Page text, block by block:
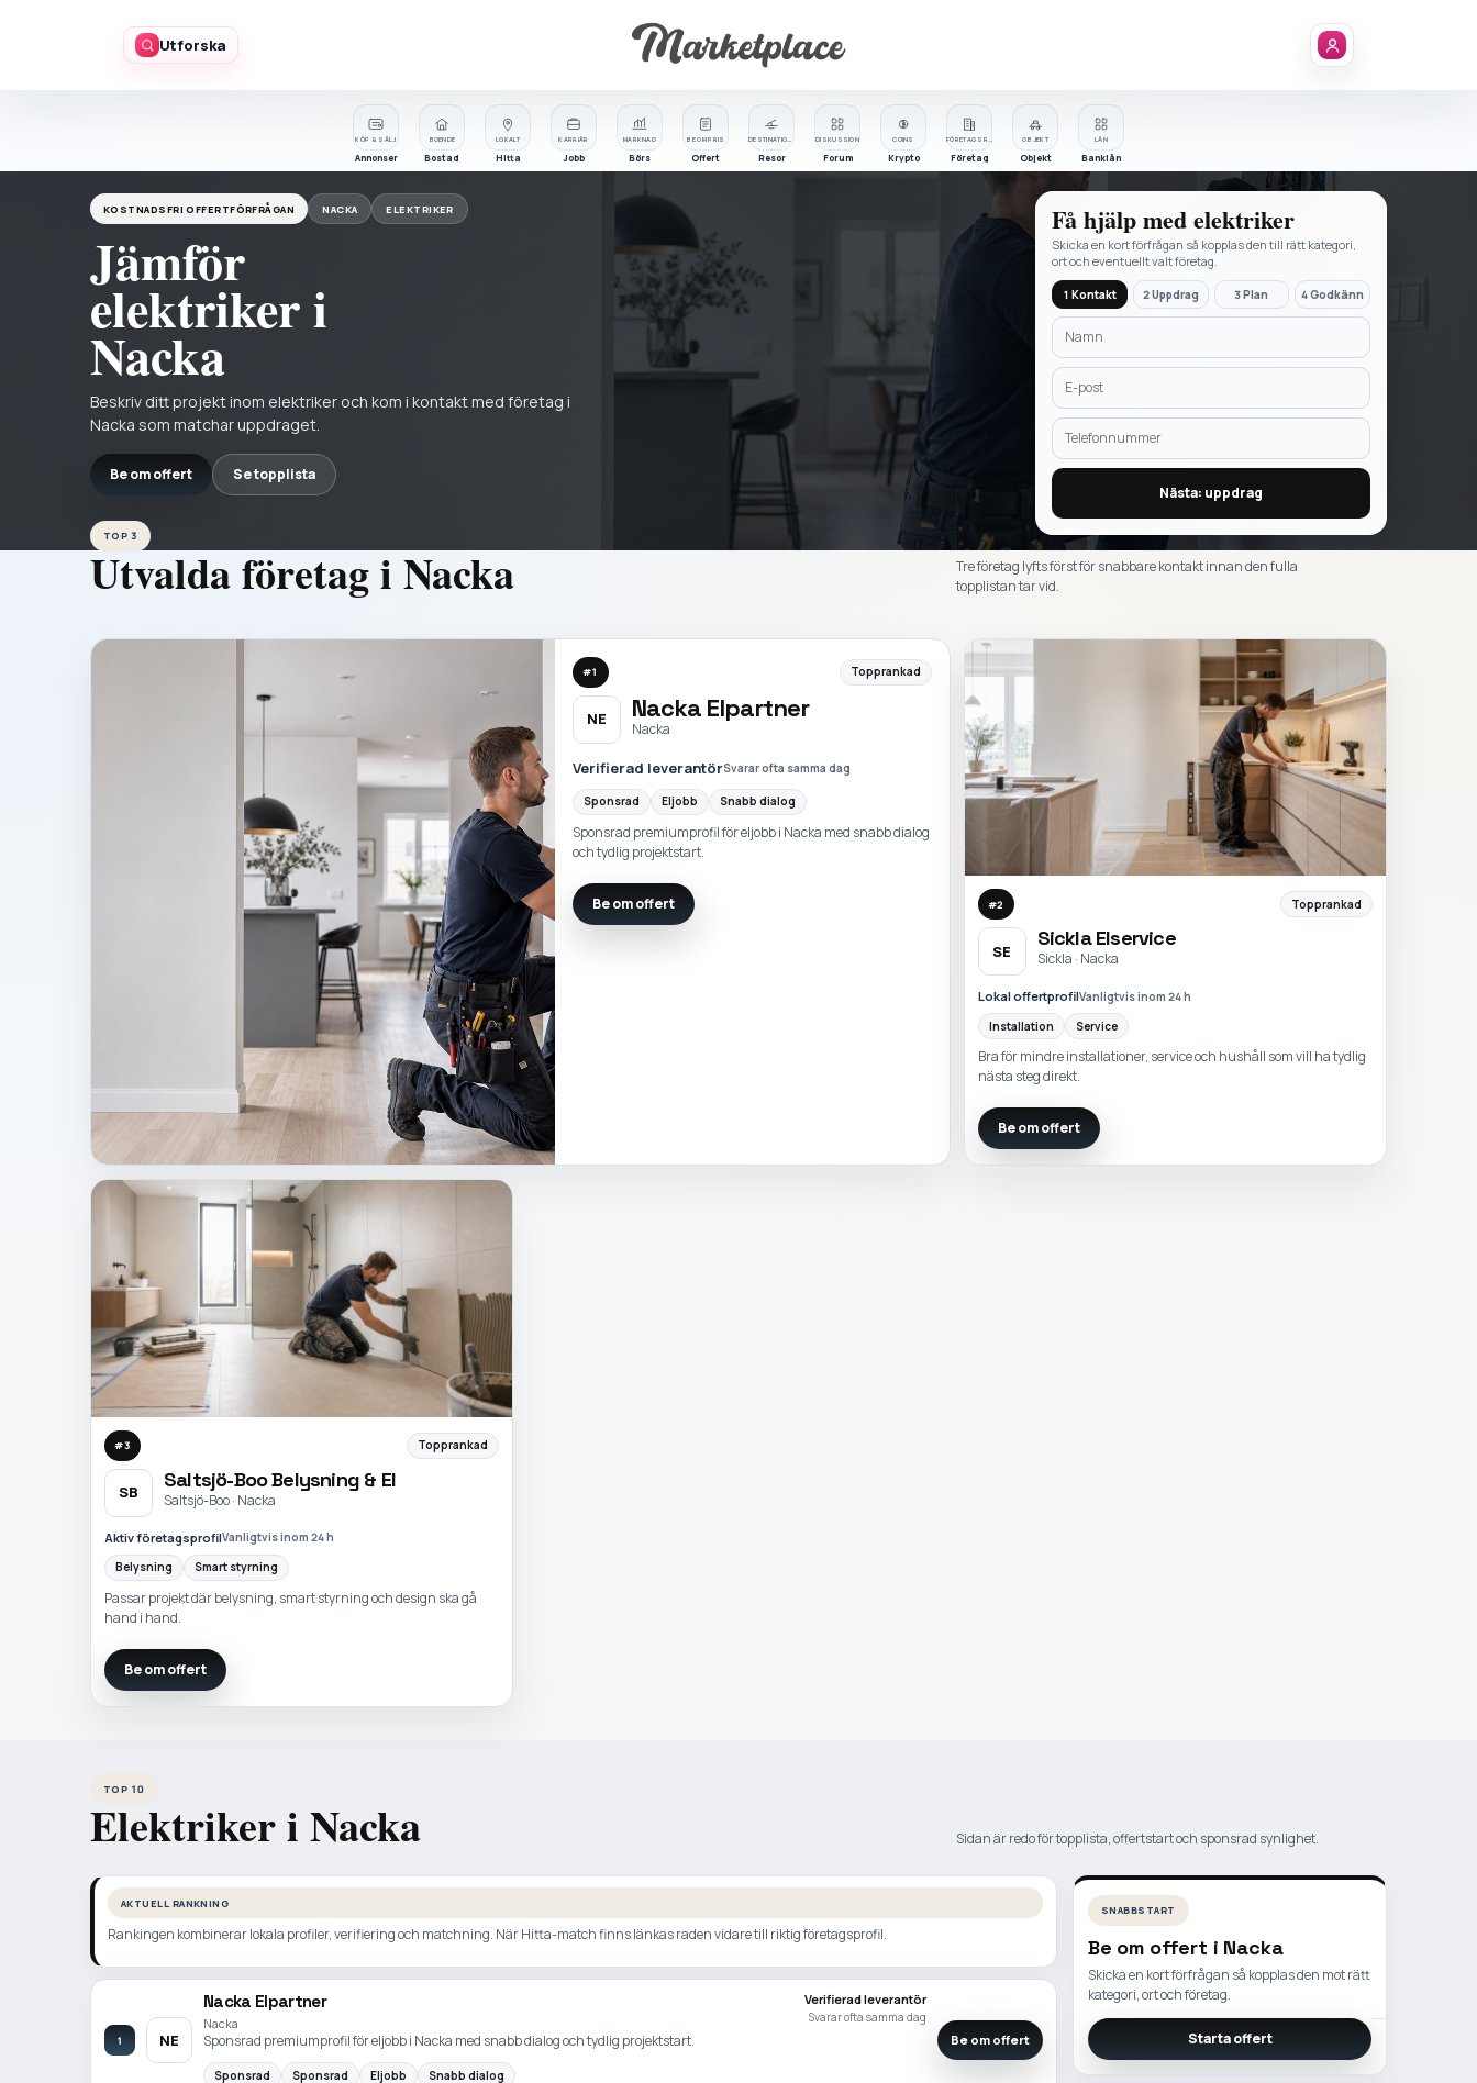
Utforska
KÖP & SÄLJ
Annonser
BOENDE
Bostad
OBJEKT
Objekt
BE OM PRIS
Offert Företag
LÅN
Banklån
MARKNAD
Börs
LOKALT
Hitta
KARRIÄR
Jobb Resor
COINS
Krypto
DISKUSSION
Forum
KOSTNADSFRI OFFERTFÖRFRÅGAN NACKA ELEKTRIKER
Jämför
elektriker i
Nacka
Beskriv ditt projekt inom elektriker och kom i kontakt med företag i
Nacka som matchar uppdraget.
Be om offert Se topplista
Få hjälp medelektriker
Skicka en kort förfrågan så kopplas den till rätt kategori,
ort och eventuellt valt företag.
1 Kontakt 2 Uppdrag 3 Plan 4 Godkänn
Nästa: uppdrag
TOP 3
Utvalda företag i Nacka
Tre företag lyfts först för snabbare kontakt innan den fulla
topplistan tar vid.
#1 Topprankad
NE Nacka Elpartner
Nacka
Verifierad leverantörSvarar ofta samma dag
Sponsrad Eljobb Snabb dialog
Sponsrad premiumprofil för eljobb i Nacka med snabb dialog
och tydlig projektstart.
Be om offert #2 Topprankad
SE
Sickla Elservice
Sickla · Nacka
Lokal offertprofilVanligtvis inom 24 h
Installation
Service
Bra för mindre installationer, service och hushåll som vill ha tydlig
nästa steg direkt.
Be om offert
#3 Topprankad
SB
Saltsjö-Boo Belysning & El
Saltsjö-Boo · Nacka
Aktiv företagsprofilVanligtvis inom 24 h
Belysning
Smart styrning
Passar projekt där belysning, smart styrning och design ska gå
hand i hand.
Be om offert
TOP 10
Elektriker i Nacka Sidan är redo för topplista, offertstart och sponsrad synlighet.
AKTUELL RANKNING
Rankingen kombinerar lokala profiler, verifiering och matchning. När Hitta-match finns länkas raden vidare till riktig företagsprofil.
1 NE
Nacka Elpartner
Nacka
Verifierad leverantör
Svarar ofta samma dag
Sponsrad premiumprofil för eljobb i Nacka med snabb dialog och tydlig projektstart.
Sponsrad Sponsrad Eljobb Snabb dialog
Be om offert
SNABBSTART
Be om offert i Nacka
Skicka en kort förfrågan så kopplas den mot rätt
kategori, ort och företag.
Starta offert